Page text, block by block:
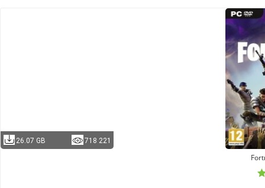
26.07 GB 718 221